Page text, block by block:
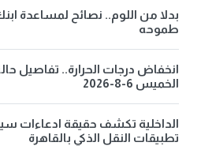
بدلا من اللوم.. نصائح لمساعدة
طموحه
انخفاض درجات الحرارة.. تفاصيل
الخميس 6-8-2026
الداخلية تكشف حقيقة ادعاءات
تطبيقات النقل الذكي بالقاهرة